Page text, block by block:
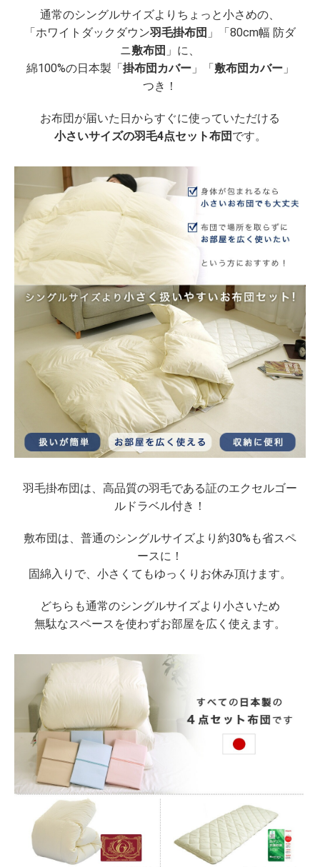
通常のシングルサイズよりちょっと小さめの、
「ホワイトダックダウン羽毛掛布団 」「80cm幅 防ダ
ニ敷布団 」に、
綿100%の日本製「 掛布団カバー」「 敷布団カバー」
つき！
お布団が届いた日からすぐに使っていただける
小さいサイズの羽毛4点セット布団 です。
羽毛掛布団は、高品質の羽毛である証のエクセルゴー
ルドラベル付き！
敷布団は、普通のシングルサイズより約30%も省スペ
ースに！
固綿入りで、小さくてもゆっくりお休み頂けます。
どちらも通常のシングルサイズより小さいため
無駄なスペースを使わずお部屋を広く使えます。